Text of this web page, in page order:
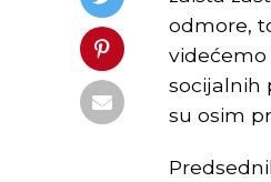
odmore,
videćemo
socijalnih
su osim